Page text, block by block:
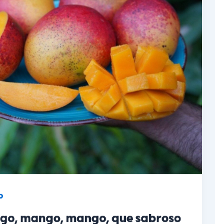
mango, mango, que sabroso